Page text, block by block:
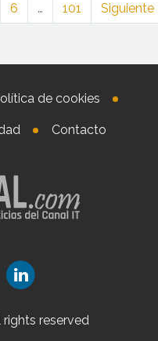
6 … 101 Siguiente
de cookies
Contacto
reserved